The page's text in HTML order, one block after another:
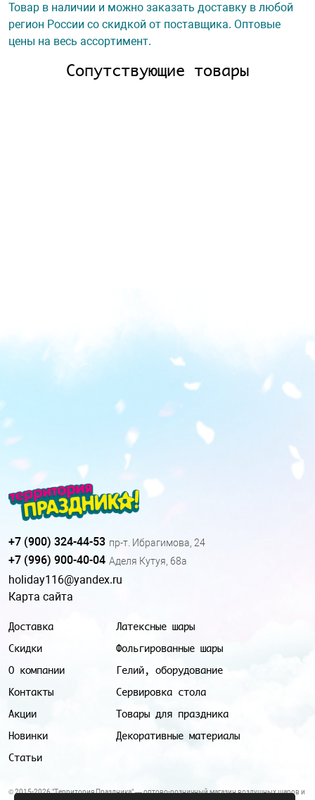
Товар в наличии и можно заказать доставку в любой
регион России со скидкой от поставщика. Оптовые
цены на весь ассортимент.
Сопутствующие товары
Доставка
Скидки
О компании
Контакты
Акции
Новинки
Статьи
Латексные шары
Фольгированные шары
Гелий, оборудование
Сервировка стола
Товары для праздника
Декоративные материалы
+7 (900) 324-44-53 пр-т. Ибрагимова, 24
+7 (996) 900-40-04 Аделя Кутуя, 68а
holiday116@yandex.ru
Карта сайта
© 2015-2026 "Территория Праздника" — оптово-розничный магазин воздушных шаров и